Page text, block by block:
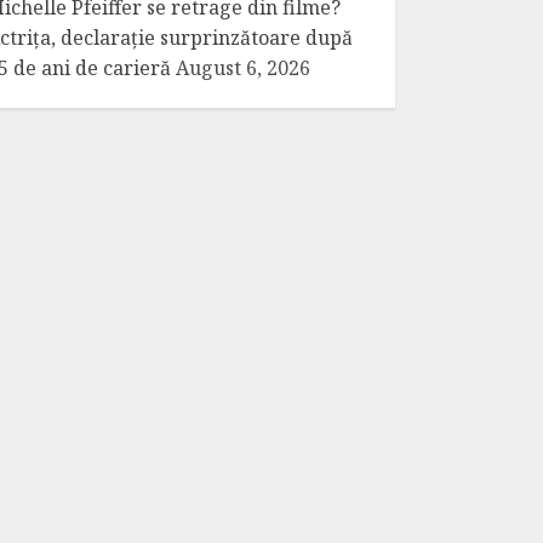
Pfeiffer se retrage din filme?
declarație surprinzătoare după
de ani de carierăAugust 6, 2026